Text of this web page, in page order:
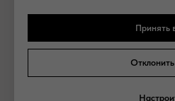
© 2016 Интернет-магазин
Принять